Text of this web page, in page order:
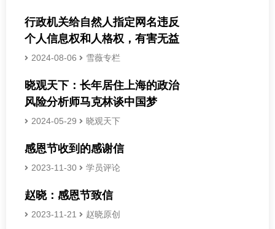
行政机关给自然人指定网名违反
个人信息权和人格权，有害无益
2024-08-06 雪薇专栏
晓观天下：长年居住上海的政治
风险分析师马克林谈中国梦
2024-05-29 晓观天下
感恩节收到的感谢信
2023-11-30 学员评论
赵晓：感恩节致信
2023-11-21 赵晓原创